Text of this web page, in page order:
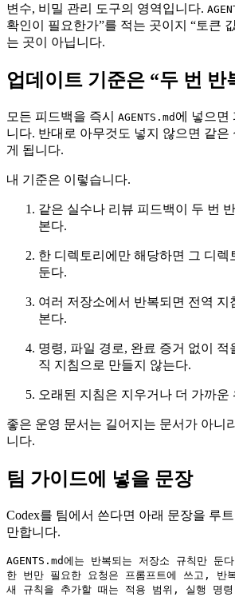
변수, 비밀 관리 도구의 영역입니다.
확인이 필요한가”를 적는 곳이지 “토큰
는 곳이 아닙니다.
업데이트 기준은 “두 번 반
모든 피드백을 즉시 AGENTS.md 에 넣으면
니다. 반대로 아무것도 넣지 않으면 같은
게 됩니다.
내 기준은 이렇습니다.
같은 실수나 리뷰 피드백이 두 번
본다.
한 디렉토리에만 해당하면 그 디렉
둔다.
여러 저장소에서 반복되면 전역 지
본다.
명령, 파일 경로, 완료 증거 없이 적
직 지침으로 만들지 않는다.
오래된 지침은 지우거나 더 가까운
좋은 운영 문서는 길어지는 문서가 아니
니다.
팀 가이드에 넣을 문장
Codex를 팀에서 쓴다면 아래 문장을 루트
만합니다.
AGENTS.md에는 반복되는 저장소 규칙만 둔
한 번만 필요한 요청은 프롬프트에 쓰고,
새 규칙을 추가할 때는 적용 범위, 실행 명